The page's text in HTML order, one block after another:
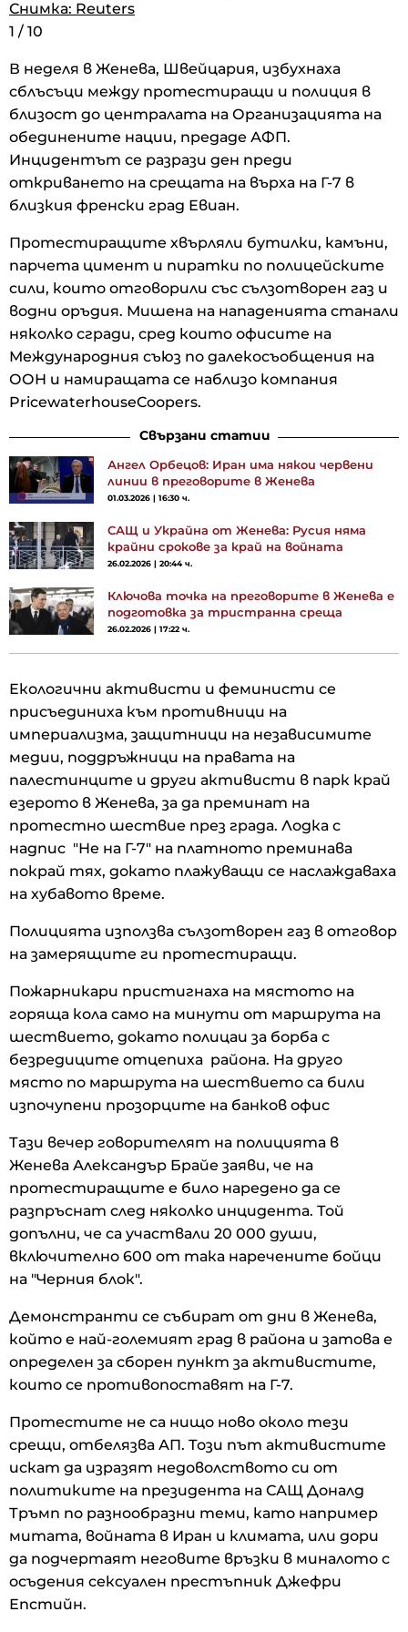
Снимка: Reuters
1 / 10
Снимка: Reuters
1 / 10
Снимка: Reuters
1 / 10
В неделя в Женева, Швейцария, избухнаха
сблъсъци между протестиращи и полиция в
близост до централата на Организацията на
обединените нации, предаде АФП.
Инцидентът се разрази ден преди
откриването на срещата на върха на Г-7 в
близкия френски град Евиан.
Протестиращите хвърляли бутилки, камъни,
парчета цимент и пиратки по полицейските
сили, които отговорили със сълзотворен газ и
водни оръдия. Мишена на нападенията станали
няколко сгради, сред които офисите на
Международния съюз по далекосъобщения на
ООН и намиращата се наблизо компания
PricewaterhouseCoopers.
Свързани статии
Ангел Орбецов: Иран има някои червени
линии в преговорите в Женева
01.03.2026 | 16:30 ч.
САЩ и Украйна от Женева: Русия няма
крайни срокове за край на войната
26.02.2026 | 20:44 ч.
Ключова точка на преговорите в Женева е
подготовка за тристранна среща
26.02.2026 | 17:22 ч.
Екологични активисти и феминисти се
присъединиха към противници на
империализма, защитници на независимите
медии, поддръжници на правата на
палестинците и други активисти в парк край
езерото в Женева, за да преминат на
протестно шествие през града. Лодка с
надпис "Не на Г-7" на платното преминава
покрай тях, докато плажуващи се наслаждаваха
на хубавото време.
Полицията използва сълзотворен газ в отговор
на замерящите ги протестиращи.
Пожарникари пристигнаха на мястото на
горяща кола само на минути от маршрута на
шествието, докато полицаи за борба с
безредиците отцепиха района. На друго
място по маршрута на шествието са били
изпочупени прозорците на банков офис
Тази вечер говорителят на полицията в
Женева Александър Брайе заяви, че на
протестиращите е било наредено да се
разпръснат след няколко инцидента. Той
допълни, че са участвали 20 000 души,
включително 600 от така наречените бойци
на "Черния блок".
Демонстранти се събират от дни в Женева,
който е най-големият град в района и затова е
определен за сборен пункт за активистите,
които се противопоставят на Г-7.
Протестите не са нищо ново около тези
срещи, отбелязва АП. Този път активистите
искат да изразят недоволството си от
политиките на президента на САЩ Доналд
Тръмп по разнообразни теми, като например
митата, войната в Иран и климата, или дори
да подчертаят неговите връзки в миналото с
осъдения сексуален престъпник Джефри
Епстийн.